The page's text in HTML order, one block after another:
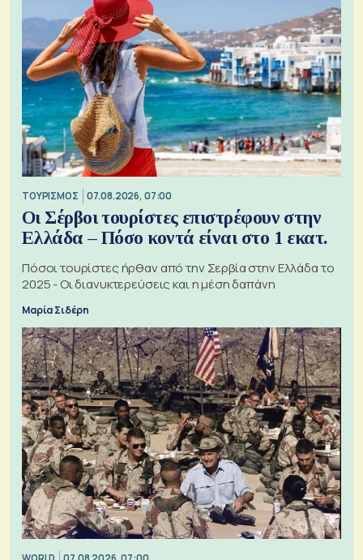
ΤΟΥΡΙΣΜΟΣ 07.08.2026, 07:00
Οι Σέρβοι τουρίστες επιστρέφουν στην
Ελλάδα – Πόσο κοντά είναι στο 1 εκατ.
Πόσοι τουρίστες ήρθαν από την Σερβία στην Ελλάδα το
2025 - Οι διανυκτερεύσεις και η μέση δαπάνη
Μαρία Σιδέρη